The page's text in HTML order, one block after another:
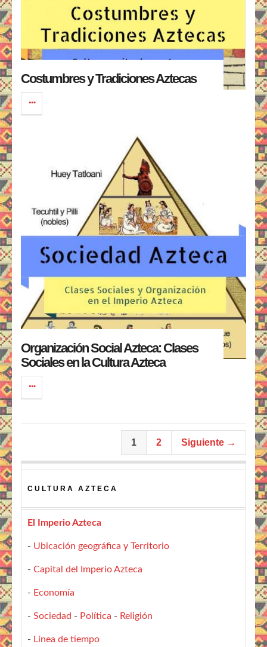
Costumbres y Tradiciones Aztecas
Organización Social Azteca: Clases
Sociales en la Cultura Azteca
1 2 Siguiente →
CULTURA AZTECA
El Imperio Azteca
- Ubicación geográfica y Territorio
- Capital del Imperio Azteca
- Economía
- Sociedad - Política - Religión
- Línea de tiempo